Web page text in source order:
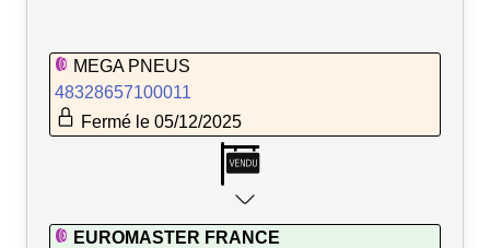
MEGA PNEUS
48328657100011
Fermé le 05/12/2025
EUROMASTER FRANCE